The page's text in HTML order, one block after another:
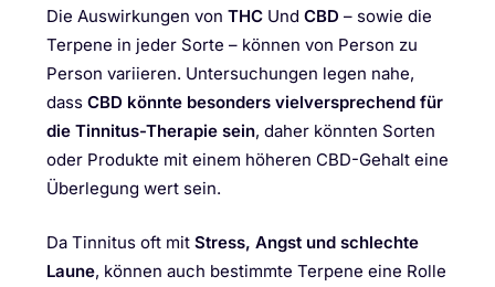
Die Auswirkungen von THC Und CBD – sowie die
Terpene in jeder Sorte – können von Person zu
Person variieren. Untersuchungen legen nahe,
dass CBD könnte besonders vielversprechend für
die Tinnitus-Therapie sein, daher könnten Sorten
oder Produkte mit einem höheren CBD-Gehalt eine
Überlegung wert sein.
Da Tinnitus oft mit Stress, Angst und schlechte
Laune, können auch bestimmte Terpene eine Rolle